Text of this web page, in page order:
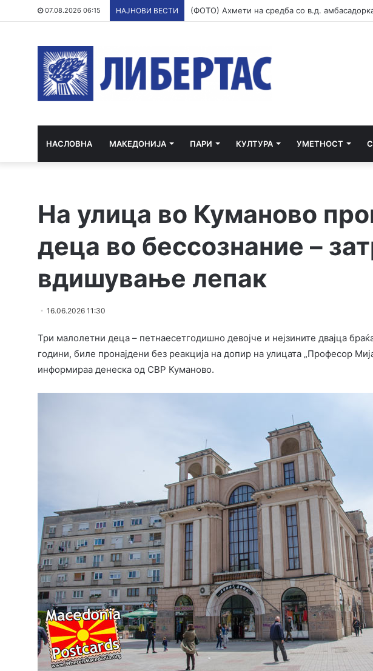
07.08.2026 06:15 НАЈНОВИ ВЕСТИ
НАСЛОВНА МАКЕДОНИЈА ПАРИ КУЛТУРА УМЕТНОСТ
На улица во Куманово
деца во бессознание –
вдишување лепак
16.06.2026 11:30
Три малолетни деца – петнаесетгодишно девојче и нејзините двајца
години, биле пронајдени без реакција на допир на улицата „Професор
информираа денеска од СВР Куманово.